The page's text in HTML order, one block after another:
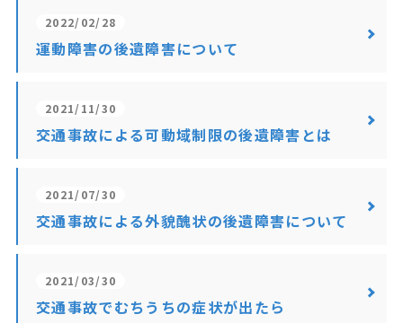
2022/02/28
運動障害の後遺障害について
2021/11/30
交通事故による可動域制限の後遺障害とは
2021/07/30
交通事故による外貌醜状の後遺障害について
2021/03/30
交通事故でむちうちの症状が出たら